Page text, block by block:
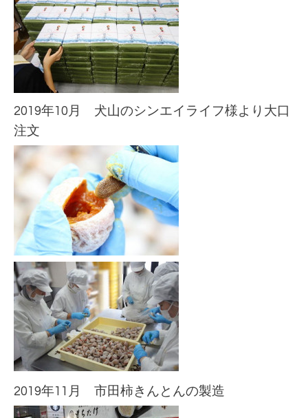
2019年10月 犬山のシンエイライフ様より大口
注文
2019年11月 市田柿きんとんの製造